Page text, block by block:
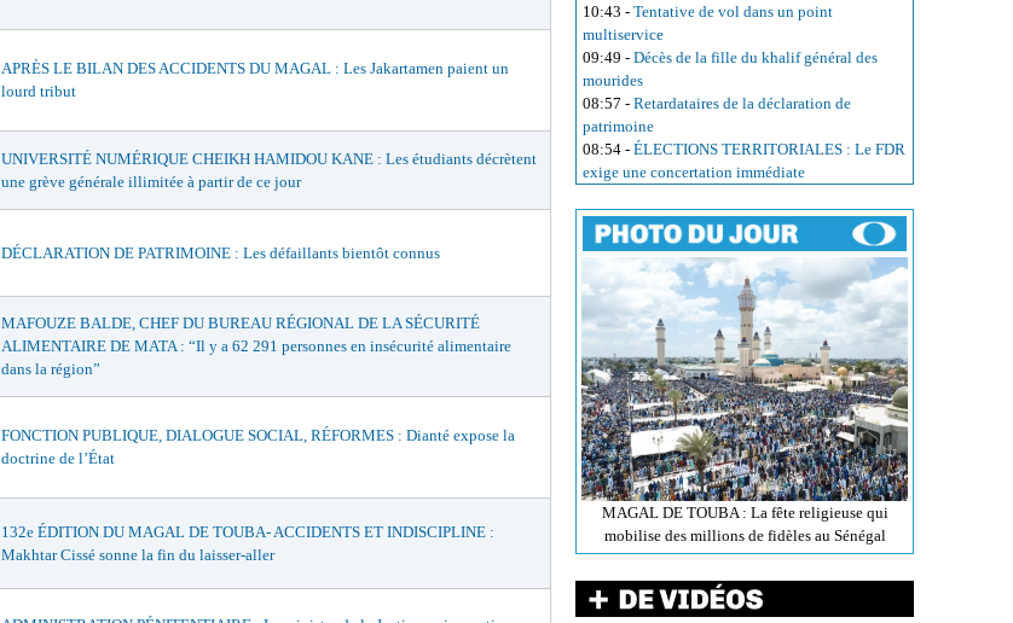
APRÈS LE BILAN DES ACCIDENTS DU MAGAL : Les Jakartamen paient un
lourd tribut
UNIVERSITÉ NUMÉRIQUE CHEIKH HAMIDOU KANE : Les étudiants décrètent
une grève générale illimitée à partir de ce jour
DÉCLARATION DE PATRIMOINE : Les défaillants bientôt connus
MAFOUZE BALDE, CHEF DU BUREAU RÉGIONAL DE LA SÉCURITÉ
ALIMENTAIRE DE MATA : “Il y a 62 291 personnes en insécurité alimentaire
dans la région”
FONCTION PUBLIQUE, DIALOGUE SOCIAL, RÉFORMES : Dianté expose la
doctrine de l’État
132e ÉDITION DU MAGAL DE TOUBA- ACCIDENTS ET INDISCIPLINE :
Makhtar Cissé sonne la fin du laisser-aller
10:43 - Tentative de vol dans un point
multiservice
09:49 - Décès de la fille du khalif général des
mourides
08:57 - Retardataires de la déclaration de
patrimoine
08:54 - ÉLECTIONS TERRITORIALES : Le FDR
exige une concertation immédiate
MAGAL DE TOUBA : La fête religieuse qui
mobilise des millions de fidèles au Sénégal